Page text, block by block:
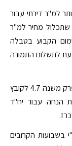
למ"ר דירתי עבור
שתכלול מחיר למ"ר
הקבוע בטבלה
לתשלום התמורה
התמורה המופחתת עבור הקרקע הינה בהתאם לפרק משנה 4.7 לקובץ
הנחה עבור יח"ד
בשבועות הקרובים